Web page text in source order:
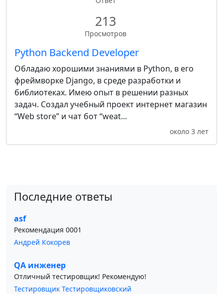
213
Просмотров
Python Backend Developer
Обладаю хорошими знаниями в Python, в его
фреймворке Django, в среде разработки и
библиотеках. Имею опыт в решении разных
задач. Создал учебный проект интернет магазин
“Web store” и чат бот “weat...
около 3 лет
Последние ответы
asf
Рекомендация 0001
Андрей Кокорев
QA инженер
Отличный тестировщик! Рекомендую!
Тестировщик Тестировщиковский